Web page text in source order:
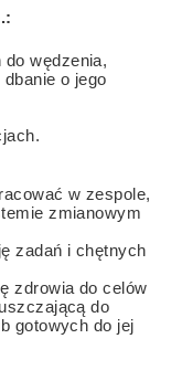
wędzenia,
o jego
w zespole,
zmianowym
zadań i chętnych
zdrowia do celów
do
gotowych do jej